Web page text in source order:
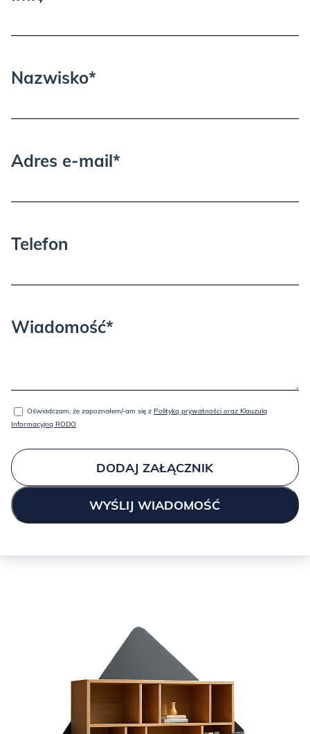
Nazwisko*
Adres e-mail*
Telefon
Wiadomość*
Oświadczam, że zapoznałem/-am się z Polityką prywatności oraz Klauzulą
Informacyjną RODO
DODAJ ZAŁĄCZNIK